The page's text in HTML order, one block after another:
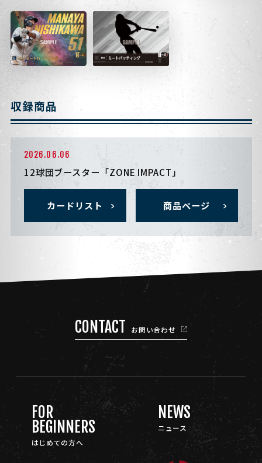
収録商品
2026.06.06
12球団ブースター「ZONE IMPACT」
カードリスト 商品ページ
CONTACT お問い合わせ
FOR
BEGINNERS
はじめての方へ
NEWS
ニュース